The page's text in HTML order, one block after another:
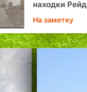
находки
Таллине: камни
утраченной
На заметку